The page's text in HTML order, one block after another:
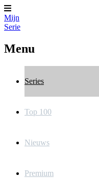
Mijn
Serie
Menu
Series
Top 100
Nieuws
Premium